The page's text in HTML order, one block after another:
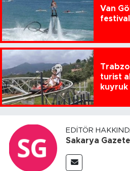
Van
festival
turist
EDITÖR
Sakarya